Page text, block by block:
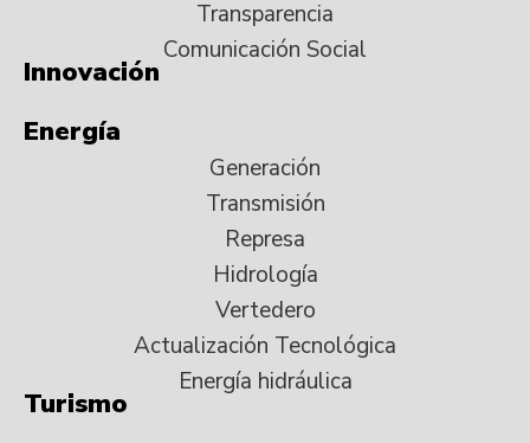
Transparencia
Comunicación Social
Innovación
Energía
Generación
Transmisión
Represa
Hidrología
Vertedero
Actualización Tecnológica
Energía hidráulica
Turismo